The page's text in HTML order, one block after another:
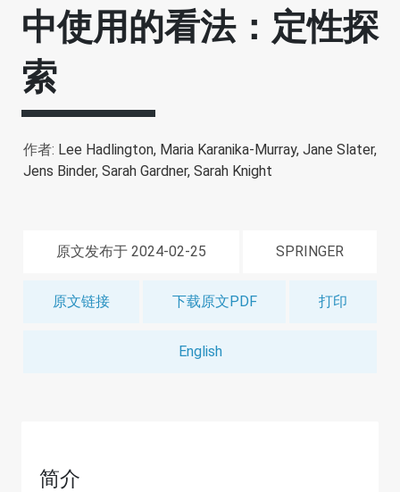
中使用的看法：定性探
索
作者: Lee Hadlington, Maria Karanika-Murray, Jane Slater,
Jens Binder, Sarah Gardner, Sarah Knight
原文发布于 2024-02-25 SPRINGER
原文链接 下载原文PDF 打印
English
简介